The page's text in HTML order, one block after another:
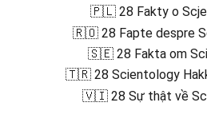
🇵🇱 28 Fakty o
🇷🇴 28 Fapte despre
🇸🇪 28 Fakta om
🇹🇷 28 Scientology
🇻🇮 28 Sự thật về